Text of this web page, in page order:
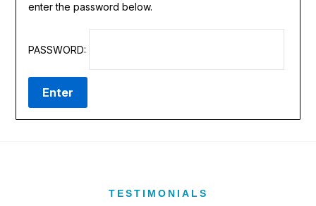
enter the password below.
PASSWORD:
TESTIMONIALS